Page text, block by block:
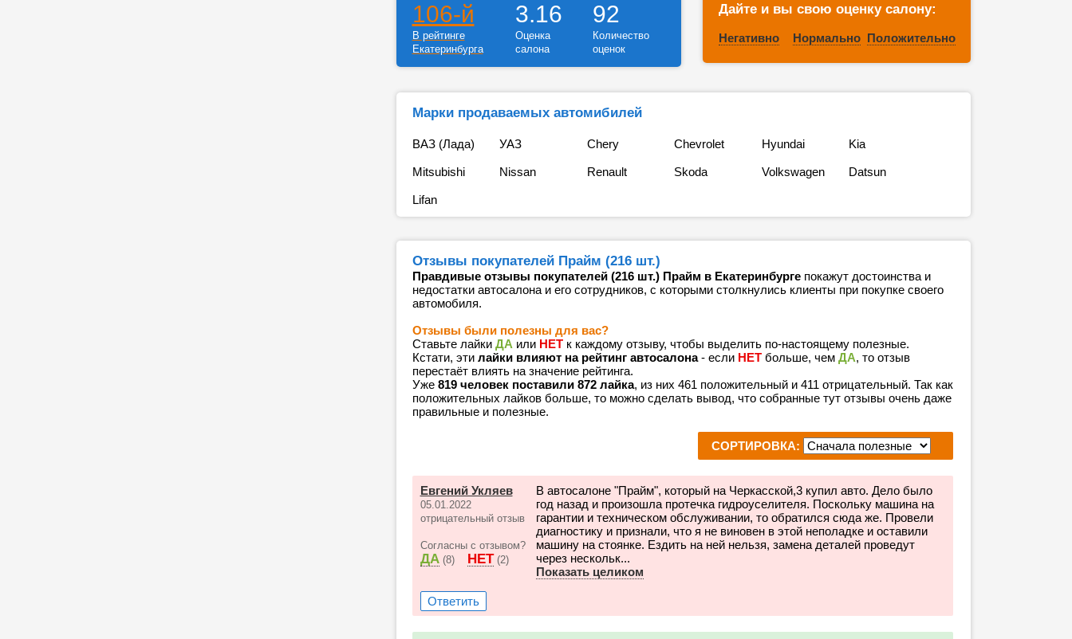
106-й
В рейтинге
Екатеринбурга
3.16
Оценка
салона
92
Количество
оценок
Дайте и вы свою оценку салону:
Негативно Нормально Положительно
Марки продаваемых автомибилей
ВАЗ (Лада) УАЗ Chery Chevrolet Hyundai Kia
Mitsubishi Nissan Renault Skoda Volkswagen Datsun
Lifan
Отзывы покупателей Прайм (216 шт.)
Правдивые отзывы покупателей (216 шт.) Прайм в Екатеринбургепокажут достоинства и
недостатки автосалона и его сотрудников, с которыми столкнулись клиенты при покупке своего
автомобиля.
Отзывы были полезны для вас?
Ставьте лайки ДА или НЕТк каждому отзыву, чтобы выделить по-настоящему полезные.
Кстати, эти лайки влияют на рейтинг автосалона- если НЕТбольше, чем ДА, то отзыв
перестаёт влиять на значение рейтинга.
Уже 819 человек поставили 872 лайка, из них 461 положительный и 411 отрицательный. Так как
положительных лайков больше, то можно сделать вывод, что собранные тут отзывы очень даже
правильные и полезные.
СОРТИРОВКА:
Евгений Укляев
05.01.2022
отрицательный отзыв
Согласны с отзывом?
ДА (8) НЕТ (2)
В автосалоне "Прайм", который на Черкасской,3 купил авто. Дело было
год назад и произошла протечка гидроуселителя. Поскольку машина на
гарантии и техническом обслуживании, то обратился сюда же. Провели
диагностику и признали, что я не виновен в этой неполадке и оставили
машину на стоянке. Ездить на ней нельзя, замена деталей проведут
через нескольк...
Показать целиком
Ответить